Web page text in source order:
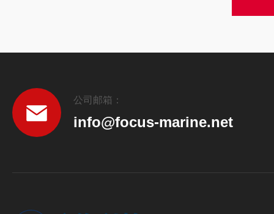
公司邮箱：
info@focus-marine.net